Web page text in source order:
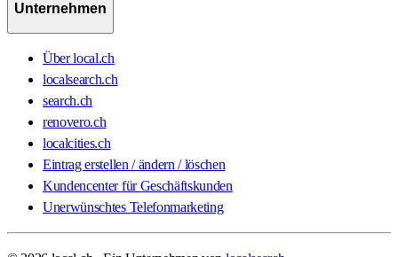
Unternehmen
Über local.ch
localsearch.ch
search.ch
renovero.ch
localcities.ch
Eintrag erstellen / ändern / löschen
Kundencenter für Geschäftskunden
Unerwünschtes Telefonmarketing